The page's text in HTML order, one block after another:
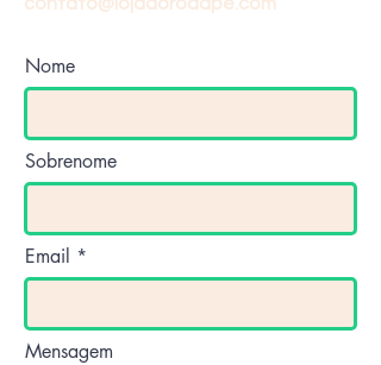
Nome
Sobrenome
Email
Mensagem